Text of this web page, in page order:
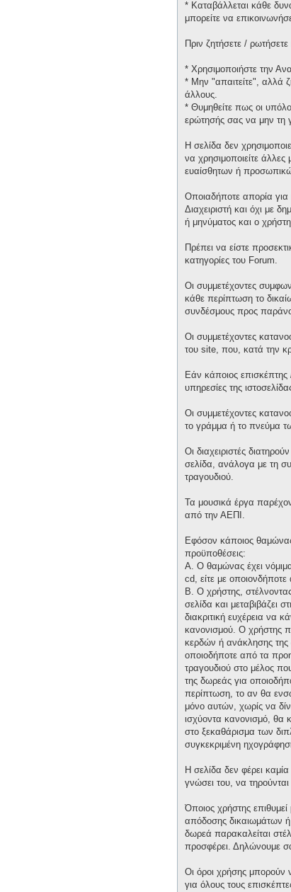
* Καταβάλλεται κάθε
μπορείτε να
Πριν ζητήσετε /
* Χρησιμοποιήστε την
* Μην "απαιτείτε", αλλά
άλλους.
* Θυμηθείτε πως οι
ερώτησής σας να μην τη
Η σελίδα δεν
να χρησιμοποιείτε
ευαίσθητων ή
Οποιαδήποτε απορία
Διαχειριστή και όχι με
ή μηνύματος και ο
Πρέπει να είστε
κατηγορίες του Forum.
Οι συμμετέχοντες
κάθε περίπτωση το
συνδέσμους προς
Οι συμμετέχοντες
του site, που, κατά την
Εάν κάποιος
υπηρεσίες της
Οι συμμετέχοντες
το γράμμα ή το πνεύμα
Οι διαχειριστές
σελίδα, ανάλογα με τη
τραγουδιού.
Τα μουσικά έργα
από την ΑΕΠΙ.
Εφόσον κάποιος θαμώνας
προϋποθέσεις:
Α. Ο θαμώνας έχει
cd, είτε με
Β. Ο χρήστης,
σελίδα και μεταβιβάζει
διακριτική ευχέρεια να
κανονισμού. Ο χρήστης
κερδών ή ανάκλησης της
οποιοδήποτε από τα
τραγουδιού στο μέλος
της δωρεάς για
περίπτωση, το αν θα
μόνο αυτών, χωρίς να
ισχύοντα κανονισμό, θα
στο ξεκαθάρισμα των
συγκεκριμένη
Η σελίδα δεν φέρει
γνώσει του, να
Όποιος χρήστης
απόδοσης δικαιωμάτων ή
δωρεά παρακαλείται
προσφέρει. Δηλώνουμε
Οι όροι χρήσης μπορούν
για όλους τους